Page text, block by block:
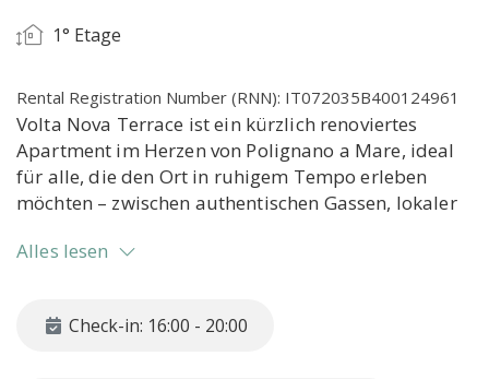
1° Etage
Rental Registration Number (RNN): IT072035B400124961
Volta Nova Terrace ist ein kürzlich renoviertes
Apartment im Herzen von Polignano a Mare, ideal
für alle, die den Ort in ruhigem Tempo erleben
möchten – zwischen authentischen Gassen, lokaler
absoluter Privatsphäre. Ein Ort mit authentischem
zu jeder Tageszeit genutzt werden können.
Alles lesen
Check-in: 16:00 - 20:00